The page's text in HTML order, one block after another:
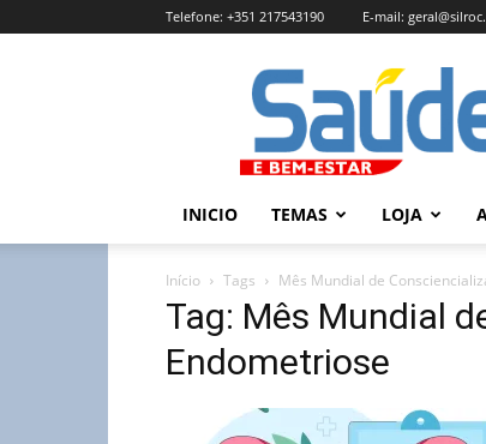
Telefone: +351 217543190 E-mail:
Revista
Saúde
e
Bem
Estar
Edição
INICIO TEMAS LOJA
Início Tags Mês Mundial de
Tag: Mês Mundial
Endometriose